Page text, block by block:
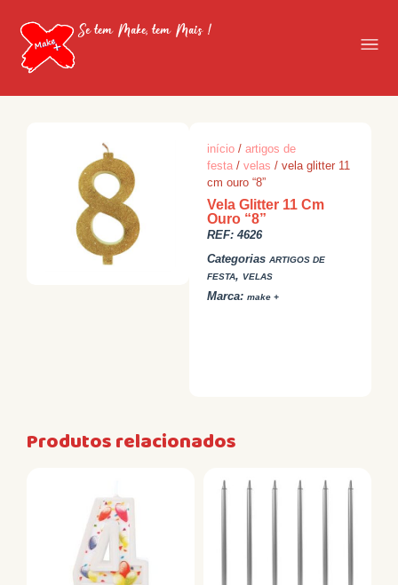
Se tem Make, tem Mais !
início /artigos de
festa /velas / vela glitter 11
cm ouro “8”
Vela Glitter 11 Cm
Ouro “8”
REF:4626
Categorias ARTIGOS DE
FESTA, VELAS
Marca:make +
Produtos relacionados